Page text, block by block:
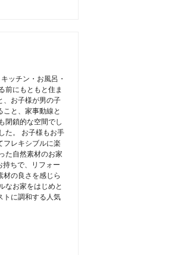
ッチン・お風呂・
前にもともと住ま
、お子様が男の子
と、家事動線と
閉鎖的な空間でし
た。 お子様もお手
フレキシブルに楽
た自然素材のお家
持ちで、リフォー
材の良さを感じら
なお家をはじめと
トに調和する人気